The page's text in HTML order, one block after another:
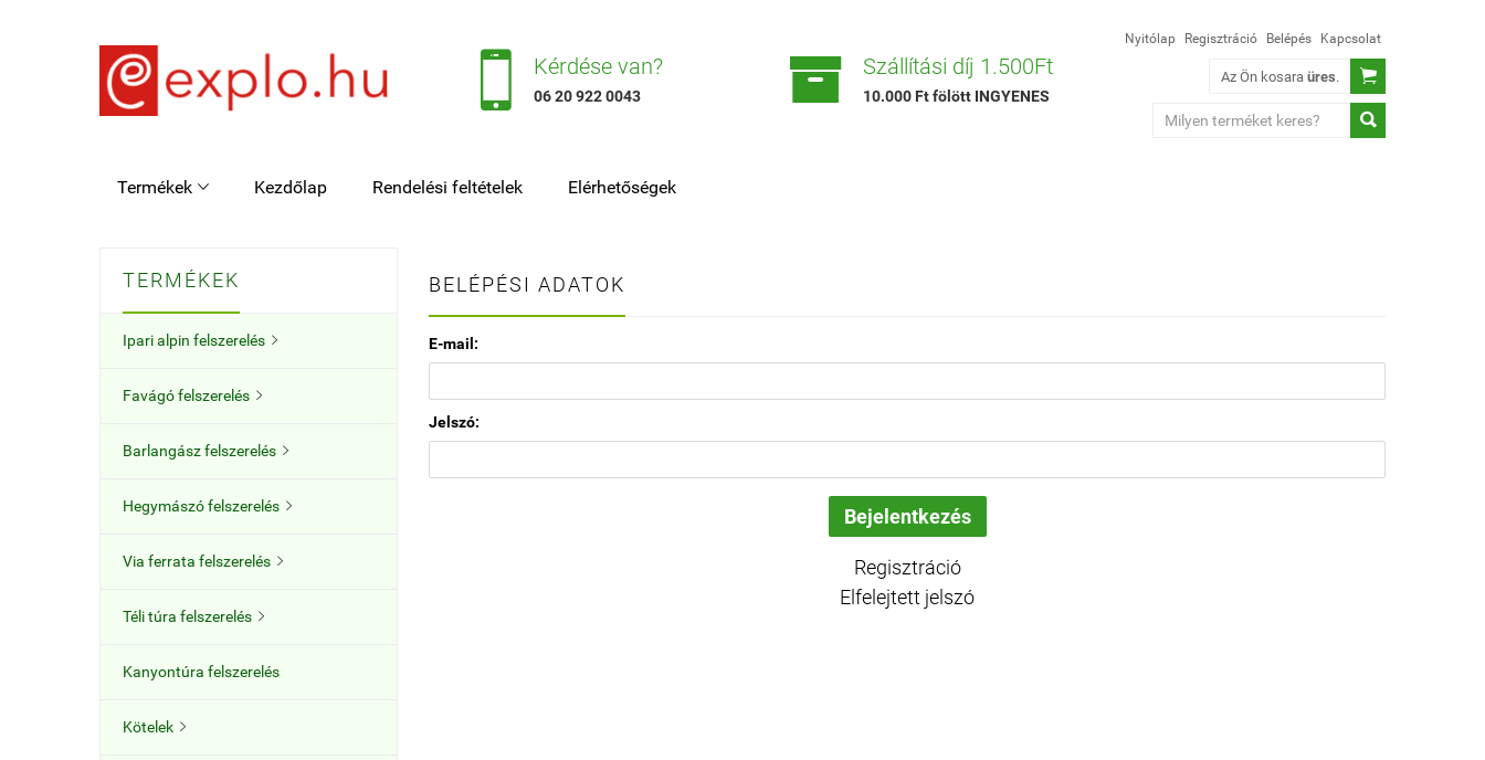
 Kérdése van?
06 20 922 0043  Szállítási díj 1.500Ft
10.000 Ft fölött INGYENES
Nyitólap Regisztráció Belépés Kapcsolat
Az Ön kosara üres.


Termékek  Kezdőlap Rendelési feltételek Elérhetőségek
TERMÉKEK
Ipari alpin felszerelés 
Favágó felszerelés 
Barlangász felszerelés 
Hegymászó felszerelés 
Via ferrata felszerelés 
Téli túra felszerelés 
Kanyontúra felszerelés
Kötelek 
BELÉPÉSI ADATOK
E-mail:
Jelszó:
Regisztráció
Elfelejtett jelszó